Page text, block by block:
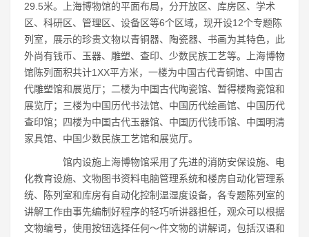
29.5米。上海博物馆的平面布局，分开放区、库房区、学术
区、科研区、管理区、设备区等6个区域，现开设12个专题陈
列室，展示的珍贵文物以青铜器、陶瓷器、书画为其特色，此
外尚有钱币、玉器、雕塑、查印、少数民族工艺等。上海博物
馆陈列面积共计1XX平方米，一楼为中国古代青铜馆、中国古
代雕塑馆和展览厅；二楼为中国古代陶瓷馆、暂得楼陶瓷馆和
展览厅；三楼为中国历代书法馆、中国历代绘画馆、中国历代
查印馆；四楼为中国古代玉器馆、中国历代钱币馆、中国明清
家具馆、中国少数民族工艺馆和展览厅。
馆内设施上海博物馆采用了先进的消防安保设施、电
化教育设施、文物图书资料电脑管理系统和楼房自动化管理系
统、陈列室和库房有自动化控制温湿度设备，各专题陈列室的
讲解工作由事先编制好程序的轻巧听讲器担任，观众可以根据
文物编号，使用按钮选择任何～件文物的讲解词，包括汉语和